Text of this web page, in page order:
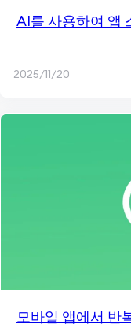
AI를 사용하여 앱
2025/11/20
모바일 앱에서 반